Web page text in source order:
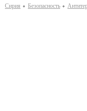
Сирия Безопаcность